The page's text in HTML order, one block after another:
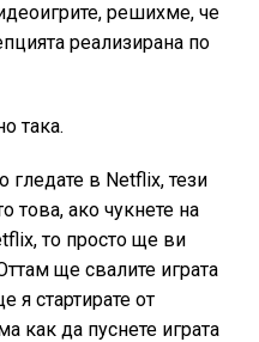
решихме, че
реализирана по
така.
гледате в Netflix, тези
това, ако чукнете на
то просто ще ви
ще свалите играта
я стартирате от
как да пуснете играта